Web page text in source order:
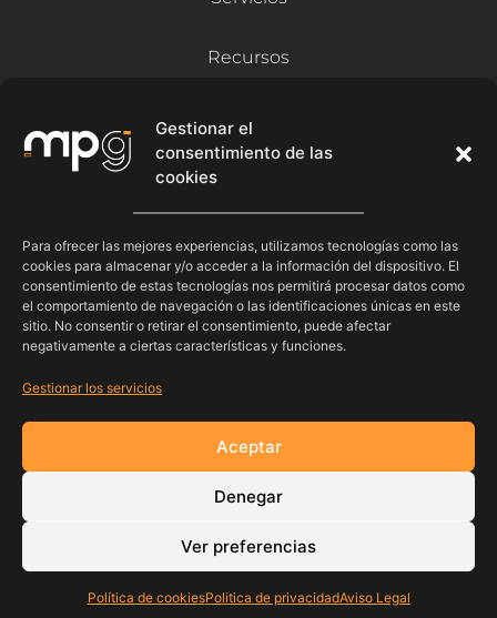
Gestionar el
consentimiento de las
cookies
Para ofrecer las mejores experiencias, utilizamos tecnologías como las
cookies para almacenar y/o acceder a la información del dispositivo. El
consentimiento de estas tecnologías nos permitirá procesar datos como
el comportamiento de navegación o las identificaciones únicas en este
sitio. No consentir o retirar el consentimiento, puede afectar
negativamente a ciertas características y funciones.
Gestionar los servicios
Aceptar
Denegar
Ver preferencias
Política de cookiesPolitica de privacidadAviso Legal
Recursos
Contacto
Síguenos
© 2026 MPG | MPGGYM S.L. CIF: B75564435 Calle Cuesta de Pinillos,
Aviso LegalPolítica de PrivacidadPolítica de Cookies